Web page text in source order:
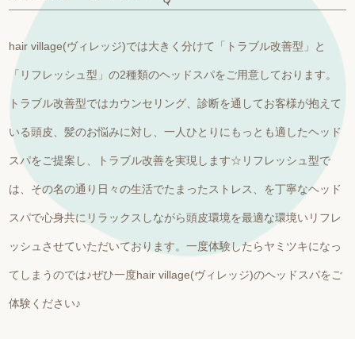
hair village(ヴィレッジ)では大きく分けて「トラブル改善型」と
「リフレッシュ型」の2種類のヘッドスパをご用意しております。
トラブル改善型ではカウンセリング、診断を通してお客様が抱えて
いる頭皮、髪のお悩みに対し、一人ひとりにもっとも適したヘッド
スパをご提案し、トラブル改善を実現します☆リフレッシュ型で
は、その名の通り日々の生活でたまったストレス、を丁寧なヘッド
スパで心身共にリラックスしながら頭皮環境を最適な環境いリフレ
ッシュさせていただいております。一度体験したらヤミツキになっ
てしまうのでは♪ぜひ一度hair village(ヴィレッジ)のヘッドスパをご
体験ください♪